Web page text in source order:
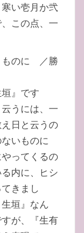
い壱月か弐
この点、一
ものに ／勝
』です
うには、一
日と云うの
いものに
ってくるの
内に、ヒシ
きまし
垣』なん
が、『生有